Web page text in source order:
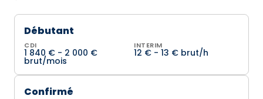
Débutant
CDI
1 840 € - 2 000 €
brut/mois
INTERIM
12 € - 13 € brut/h
Confirmé